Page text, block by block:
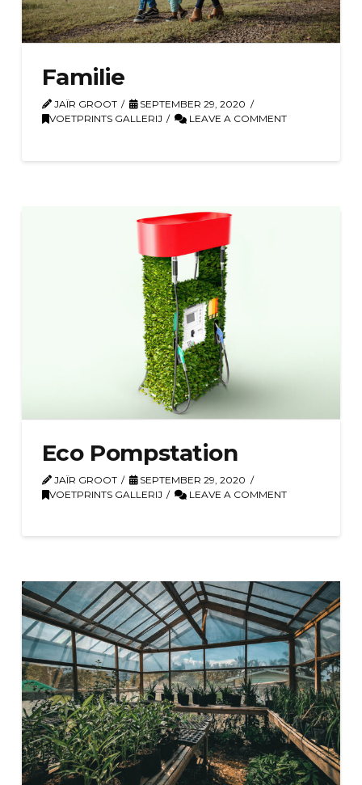
Familie
JAÏR GROOT
SEPTEMBER 29, 2020
VOETPRINTS GALLERIJ
LEAVE A COMMENT
Eco Pompstation
JAÏR GROOT
SEPTEMBER 29, 2020
VOETPRINTS GALLERIJ
LEAVE A COMMENT